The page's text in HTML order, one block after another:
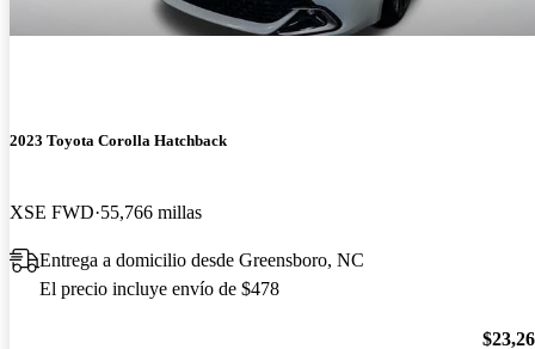
2023 Toyota Corolla Hatchback
XSE FWD 55,766 millas
Entrega a domicilio desde Greensboro, NC
El precio incluye envío de $478